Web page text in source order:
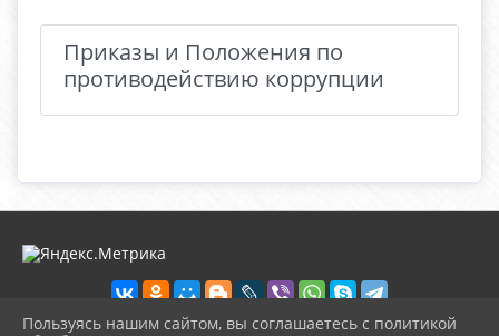
Приказы и Положения по
противодействию коррупции
Пользуясь нашим сайтом, вы соглашаетесь с политикой